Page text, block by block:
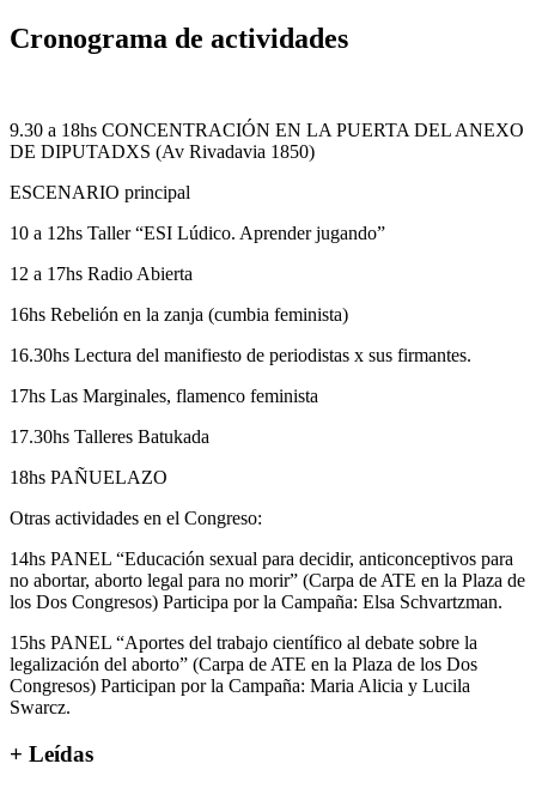
Cronograma de actividades
9.30 a 18hs CONCENTRACIÓN EN LA PUERTA DEL ANEXO
DE DIPUTADXS (Av Rivadavia 1850)
ESCENARIO principal
10 a 12hs Taller “ESI Lúdico. Aprender jugando”
12 a 17hs Radio Abierta
16hs Rebelión en la zanja (cumbia feminista)
16.30hs Lectura del manifiesto de periodistas x sus firmantes.
17hs Las Marginales, flamenco feminista
17.30hs Talleres Batukada
18hs PAÑUELAZO
Otras actividades en el Congreso:
14hs PANEL “Educación sexual para decidir, anticonceptivos para
no abortar, aborto legal para no morir” (Carpa de ATE en la Plaza de
los Dos Congresos) Participa por la Campaña: Elsa Schvartzman.
15hs PANEL “Aportes del trabajo científico al debate sobre la
legalización del aborto” (Carpa de ATE en la Plaza de los Dos
Congresos) Participan por la Campaña: Maria Alicia y Lucila
Swarcz.
+ Leídas